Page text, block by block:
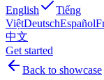
English
Tiếng
ViệtDeutschEspañol
中文
Get started
Back to showcase